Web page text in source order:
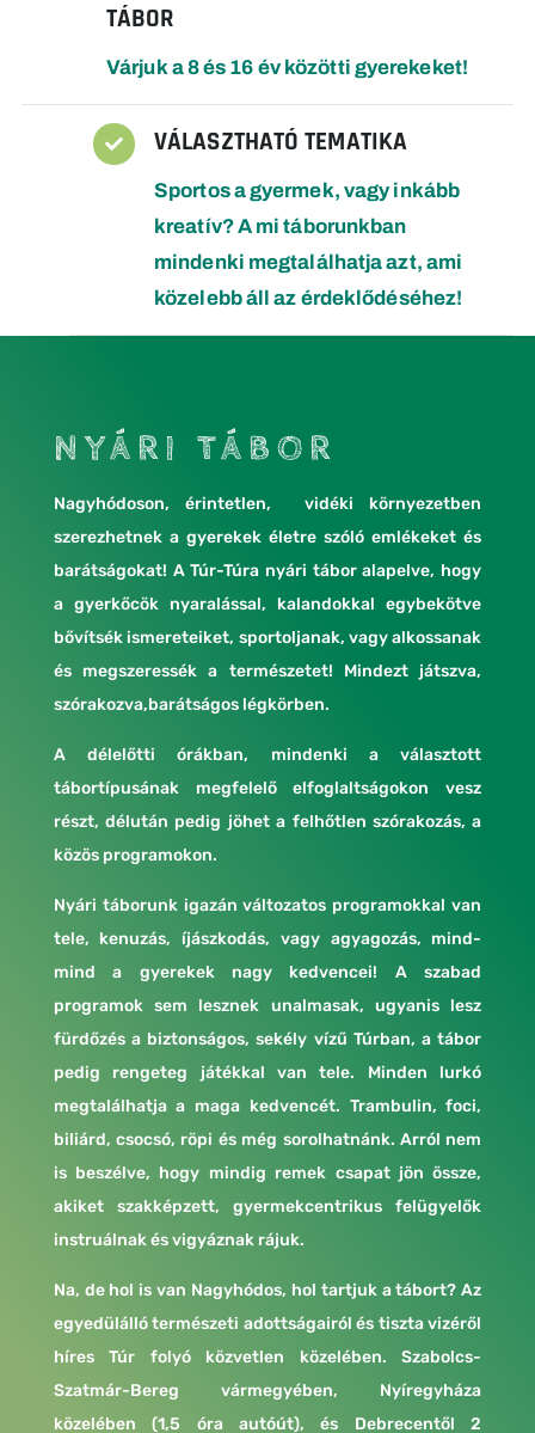
TÁBOR
Várjuk a 8 és 16 év közötti gyerekeket!
 VÁLASZTHATÓ TEMATIKA
Sportos a gyermek, vagy inkább
kreatív? A mi táborunkban
mindenki megtalálhatja azt, ami
közelebb áll az érdeklődéséhez!
NYÁRI TÁBOR
Nagyhódoson, érintetlen, vidéki környezetben
szerezhetnek a gyerekek életre szóló emlékeket és
barátságokat! A Túr-Túra nyári tábor alapelve, hogy
a gyerkőcök nyaralással, kalandokkal egybekötve
bővítsék ismereteiket, sportoljanak, vagy alkossanak
és megszeressék a természetet! Mindezt játszva,
szórakozva,barátságos légkörben.
A délelőtti órákban, mindenki a választott
tábortípusának megfelelő elfoglaltságokon vesz
részt, délután pedig jöhet a felhőtlen szórakozás, a
közös programokon.
Nyári táborunk igazán változatos programokkal van
tele, kenuzás, íjászkodás, vagy agyagozás, mind-
mind a gyerekek nagy kedvencei! A szabad
programok sem lesznek unalmasak, ugyanis lesz
fürdőzés a biztonságos, sekély vízű Túrban, a tábor
pedig rengeteg játékkal van tele. Minden lurkó
megtalálhatja a maga kedvencét. Trambulin, foci,
biliárd, csocsó, röpi és még sorolhatnánk. Arról nem
is beszélve, hogy mindig remek csapat jön össze,
akiket szakképzett, gyermekcentrikus felügyelők
instruálnak és vigyáznak rájuk.
Na, de hol is van Nagyhódos, hol tartjuk a tábort? Az
egyedülálló természeti adottságairól és tiszta vizéről
híres Túr folyó közvetlen közelében. Szabolcs-
Szatmár-Bereg vármegyében, Nyíregyháza
közelében (1,5 óra autóút), és Debrecentől 2